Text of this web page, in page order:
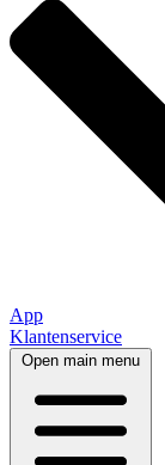
App
Klantenservice
Open main menu